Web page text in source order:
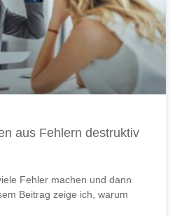
aus Fehlern destruktiv
Fehler machen und dann
Beitrag zeige ich, warum